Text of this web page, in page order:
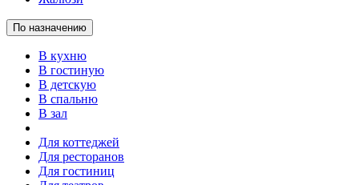
По назначению
В кухню
В гостиную
В детскую
В спальню
В зал
Для коттеджей
Для ресторанов
Для гостиниц